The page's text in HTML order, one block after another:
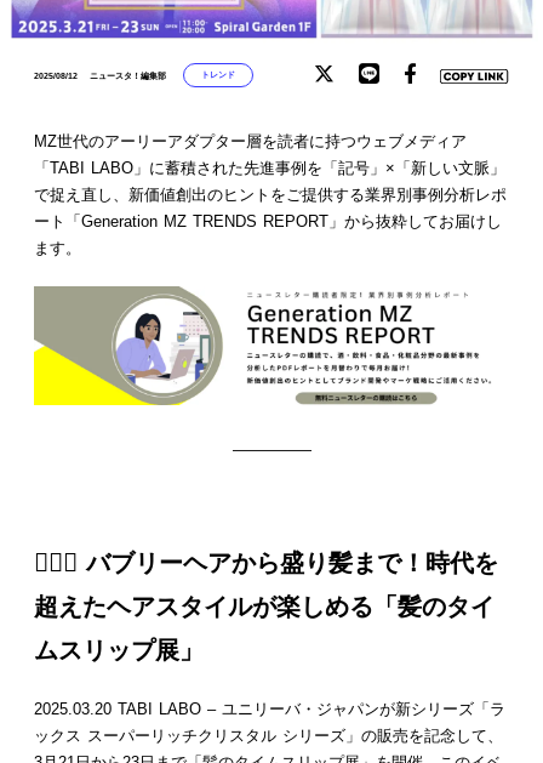
2025/08/12 ニュースタ！編集部 トレンド
MZ世代のアーリーアダプター層を読者に持つウェブメディア
「TABI LABO」に蓄積された先進事例を「記号」×「新しい文脈」
で捉え直し、新価値創出のヒントをご提供する業界別事例分析レポ
ート「Generation MZ TRENDS REPORT」から抜粋してお届けし
ます。
—————
👱🏻‍♀️ バブリーヘアから盛り髪まで！時代を
超えたヘアスタイルが楽しめる「髪のタイ
ムスリップ展」
2025.03.20 TABI LABO – ユニリーバ・ジャパンが新シリーズ「ラ
ックス スーパーリッチクリスタル シリーズ」の販売を記念して、